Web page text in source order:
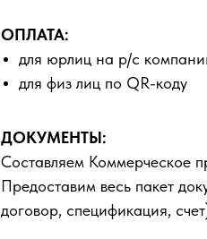
ОПЛАТА:
для юрлиц на р/с
для физ лиц по QR-коду
ДОКУМЕНТЫ:
Составляем Коммерческое
Предоставим весь пакет
договор, спецификация,